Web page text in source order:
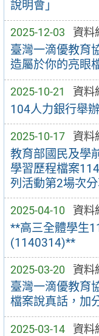
說明會」
2025-12-03 資料
臺灣一滴優教育
造屬於你的亮眼
2025-10-21 資料
104人力銀行舉
2025-10-17 資料
教育部國民及學
學習歷程檔案
列活動第2場次分
2025-04-10 資料
**高三全體學生
(1140314)**
2025-03-20 資料
臺灣一滴優教育
檔案說真話，加
2025-03-14 資料